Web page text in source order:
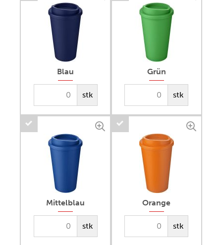
Blau
stk
Grün
stk
Mittelblau
stk
Orange
stk